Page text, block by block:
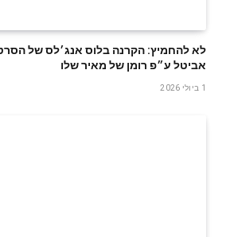
לא להחמיץ: הקרנה בלוס אנג׳לס של
אביטל ע״פ רומן של מאיר שלו
1 ביולי 2026